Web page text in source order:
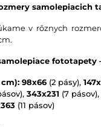
samolepiacich
v rôznych
98x66 (2 pásy),
343x231 (7 pásov),
(11 pásov)